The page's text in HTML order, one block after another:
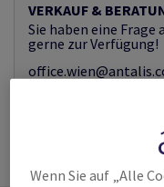
VERKAUF &
Sie haben eine Frage
gerne zur Verfügung!
Wenn Sie auf „Alle